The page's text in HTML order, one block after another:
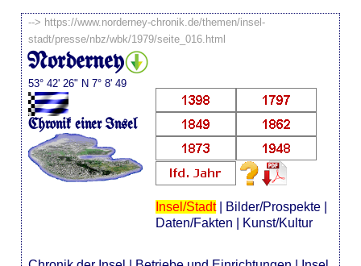
--> https://www.norderney-chronik.de/themen/insel-
stadt/presse/nbz/wbk/1979/seite_016.html
Norderney
53° 42' 26" N 7° 8' 49
Chronik einer Insel
Insel/Stadt| Bilder/Prospekte|
Daten/Fakten
Kunst/Kultur